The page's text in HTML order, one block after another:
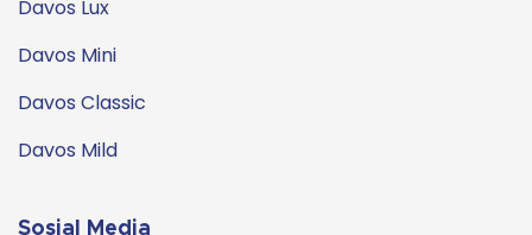
Davos Lux
Davos Mini
Davos Classic
Davos Mild
Sosial Media